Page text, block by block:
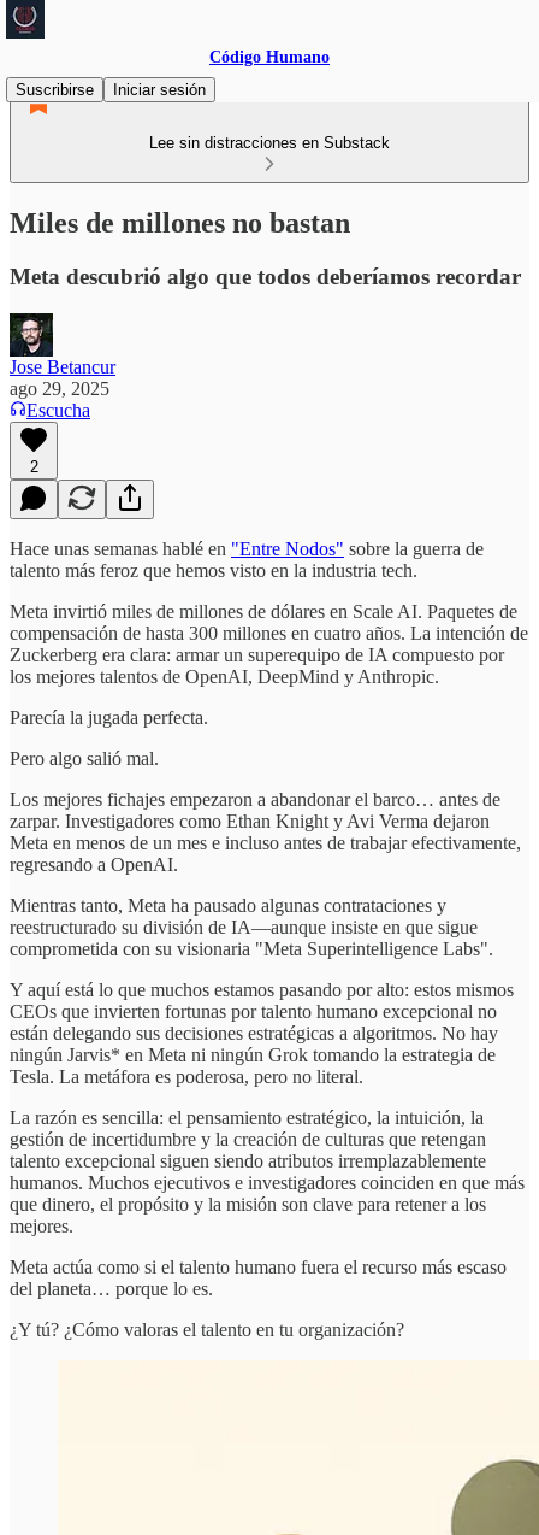
Código Humano
Suscribirse
Iniciar sesión
Lee sin distracciones en Substack
Miles de millones no bastan
Meta descubrió algo que todos deberíamos recordar
Jose Betancur
ago 29, 2025
Escucha
2
Hace unas semanas hablé en "Entre Nodos" sobre la guerra de
talento más feroz que hemos visto en la industria tech.
Meta invirtió miles de millones de dólares en Scale AI. Paquetes de
compensación de hasta 300 millones en cuatro años. La intención de
Zuckerberg era clara: armar un superequipo de IA compuesto por
los mejores talentos de OpenAI, DeepMind y Anthropic.
Parecía la jugada perfecta.
Pero algo salió mal.
Los mejores fichajes empezaron a abandonar el barco… antes de
zarpar. Investigadores como Ethan Knight y Avi Verma dejaron
Meta en menos de un mes e incluso antes de trabajar efectivamente,
regresando a OpenAI.
Mientras tanto, Meta ha pausado algunas contrataciones y
reestructurado su división de IA—aunque insiste en que sigue
comprometida con su visionaria "Meta Superintelligence Labs".
Y aquí está lo que muchos estamos pasando por alto: estos mismos
CEOs que invierten fortunas por talento humano excepcional no
están delegando sus decisiones estratégicas a algoritmos. No hay
ningún Jarvis* en Meta ni ningún Grok tomando la estrategia de
Tesla. La metáfora es poderosa, pero no literal.
La razón es sencilla: el pensamiento estratégico, la intuición, la
gestión de incertidumbre y la creación de culturas que retengan
talento excepcional siguen siendo atributos irremplazablemente
humanos. Muchos ejecutivos e investigadores coinciden en que más
que dinero, el propósito y la misión son clave para retener a los
mejores.
Meta actúa como si el talento humano fuera el recurso más escaso
del planeta… porque lo es.
¿Y tú? ¿Cómo valoras el talento en tu organización?